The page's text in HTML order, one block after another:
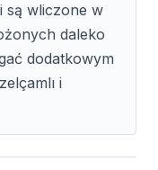
i Pierwszego
na komforcie,
są wliczone w
daleko
dodatkowym
i